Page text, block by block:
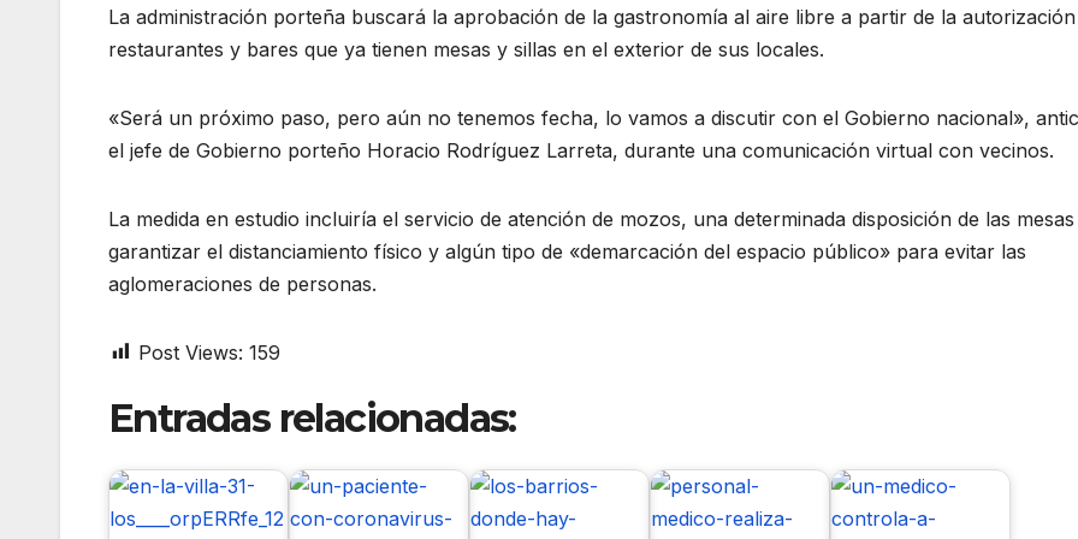
La administración porteña buscará la aprobación de la gastronomía al aire libre a partir de la
restaurantes y bares que ya tienen mesas y sillas en el exterior de sus locales.
«Será un próximo paso, pero aún no tenemos fecha, lo vamos a discutir con el Gobierno nacional»,
el jefe de Gobierno porteño Horacio Rodríguez Larreta, durante una comunicación virtual con vecinos.
La medida en estudio incluiría el servicio de atención de mozos, una determinada disposición de las
garantizar el distanciamiento físico y algún tipo de «demarcación del espacio público» para evitar las
aglomeraciones de personas.
Post Views: 159
Entradas relacionadas: